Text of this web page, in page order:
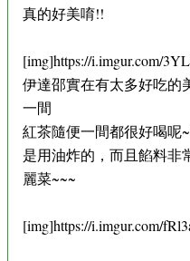
真的好美唷!!
[img]https://i.imgur.com/
伊達邵實在有太多好吃的
一間
紅茶隨便一間都很好喝呢
是用油炸的，而且餡料非
麗菜~~~
[img]https://i.imgur.com/